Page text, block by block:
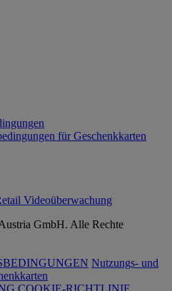
für Geschenkkarten
Videoüberwachung
GmbH. Alle Rechte
Nutzungs- und
COOKIE-RICHTLINIE